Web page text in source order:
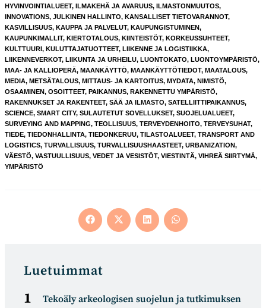
HYVINVOINTIALUEET, ILMAKEHÄ JA AVARUUS, ILMASTONMUUTOS,
INNOVATIONS, JULKINEN HALLINTO, KANSALLISET TIETOVARANNOT,
KASVILLISUUS, KAUPPA JA PALVELUT, KAUPUNGISTUMINEN,
KAUPUNKIMALLIT, KIERTOTALOUS, KIINTEISTÖT, KORKEUSSUHTEET,
KULTTUURI, KULUTTAJATUOTTEET, LIIKENNE JA LOGISTIIKKA,
LIIKENNEVERKOT, LIIKUNTA JA URHEILU, LUONTOKATO, LUONTOYMPÄRISTÖ,
MAA- JA KALLIOPERÄ, MAANKÄYTTÖ, MAANKÄYTTÖTIEDOT, MAATALOUS,
MEDIA, METSÄTALOUS, MITTAUS- JA KARTOITUS, MYDATA, NIMISTÖ,
OSAAMINEN, OSOITTEET, PAIKANNUS, RAKENNETTU YMPÄRISTÖ,
RAKENNUKSET JA RAKENTEET, SÄÄ JA ILMASTO, SATELLIITTIPAIKANNUS,
SCIENCE, SMART CITY, SULAUTETUT SOVELLUKSET, SUOJELUALUEET,
SURVEYING AND MAPPING, TEOLLISUUS, TERVEYDENHOITO, TERVEYSUHAT,
TIEDE, TIEDONHALLINTA, TIEDONKERUU, TILASTOALUEET, TRANSPORT AND
LOGISTICS, TURVALLISUUS, TURVALLISUUSHAASTEET, URBANIZATION,
VÄESTÖ, VASTUULLISUUS, VEDET JA VESISTÖT, VIESTINTÄ, VIHREÄ SIIRTYMÄ,
YMPÄRISTÖ
Opens
in
Opens
in
Opens
in
Opens
in
Luetuimmat
Tekoäly arkeologisen suojelun ja tutkimuksen